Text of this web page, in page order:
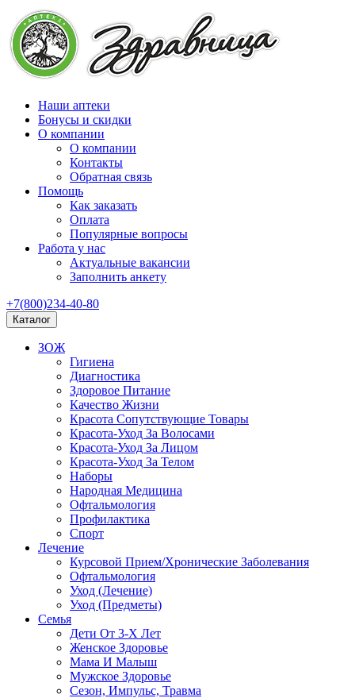
Наши аптеки
Бонусы и скидки
О компании
О компании
Контакты
Обратная связь
Помощь
Как заказать
Оплата
Популярные вопросы
Работа у нас
Актуальные вакансии
Заполнить анкету
+7(800)234-40-80
Каталог
ЗОЖ
Гигиена
Диагностика
Здоровое Питание
Качество Жизни
Красота Сопутствующие Товары
Красота-Уход За Волосами
Красота-Уход За Лицом
Красота-Уход За Телом
Наборы
Народная Медицина
Офтальмология
Профилактика
Спорт
Лечение
Курсовой Прием/Хронические Заболевания
Офтальмология
Уход (Лечение)
Уход (Предметы)
Семья
Дети От 3-Х Лет
Женское Здоровье
Мама И Малыш
Мужское Здоровье
Сезон, Импульс, Травма